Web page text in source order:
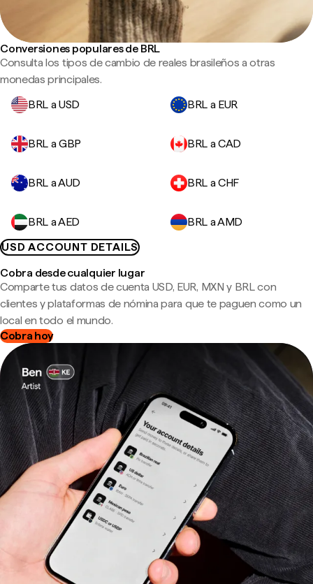
Conversiones populares de BRL
Consulta los tipos de cambio de reales brasileños a otras
monedas principales.
BRL a USD
BRL a EUR
BRL a GBP BRL a CAD
BRL a AUD BRL a CHF
BRL a AED
BRL a AMD
USD ACCOUNT DETAILS
Cobra desde cualquier lugar
Comparte tus datos de cuenta USD, EUR, MXN y BRL con
clientes y plataformas de nómina para que te paguen como un
local en todo el mundo.
Cobra hoy